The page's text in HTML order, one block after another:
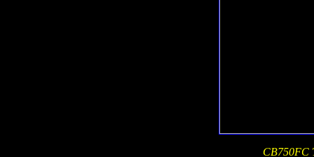
CB750FC